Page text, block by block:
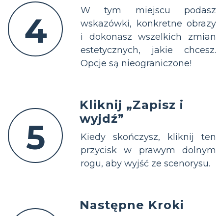
4
W tym miejscu podasz
wskazówki, konkretne obrazy
i dokonasz wszelkich zmian
estetycznych, jakie chcesz.
Opcje są nieograniczone!
5
Kliknij „Zapisz i
wyjdź”
Kiedy skończysz, kliknij ten
przycisk w prawym dolnym
rogu, aby wyjść ze scenorysu.
Następne Kroki